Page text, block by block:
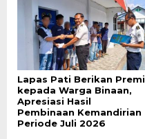
Lapas Pati Berikan Premi
kepada Warga Binaan,
Apresiasi Hasil
Pembinaan Kemandirian
Periode Juli 2026